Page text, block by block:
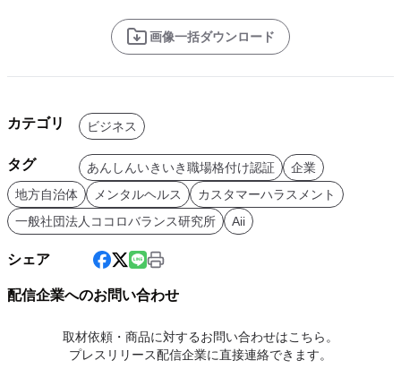
画像一括ダウンロード
カテゴリ ビジネス
タグ あんしんいきいき職場格付け認証
企業
地方自治体
メンタルヘルス
カスタマーハラスメント
一般社団法人ココロバランス研究所
Aii
シェア
配信企業へのお問い合わせ
取材依頼・商品に対するお問い合わせはこちら。
プレスリリース配信企業に直接連絡できます。